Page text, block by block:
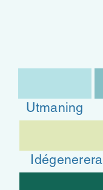
Utmaning
Idégenerera